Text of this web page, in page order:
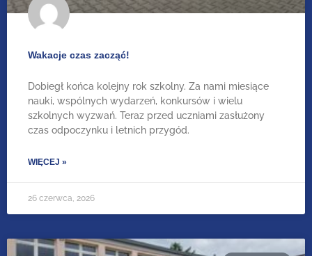
Wakacje czas zacząć!
Dobiegł końca kolejny rok szkolny. Za nami miesiące
nauki, wspólnych wydarzeń, konkursów i wielu
szkolnych wyzwań. Teraz przed uczniami zasłużony
czas odpoczynku i letnich przygód.
WIĘCEJ »
26 czerwca, 2026